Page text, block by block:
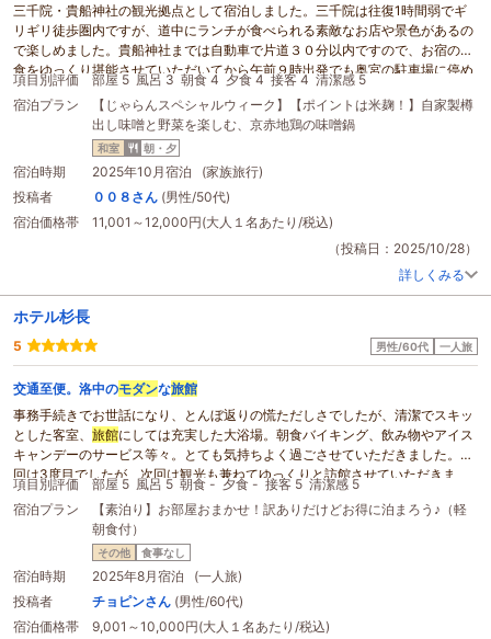
また、この旅館はそれほど大きなホテルではなく、どちらかというとこぢんま
りとした温かい雰囲気の宿です。そのため、落ち着いた空間でゆったり過ごし
たい人にはとても合っていると思います。
スタッフの方々もとても親切で、若い方が多い印象でしたが、皆さん丁寧で親
しみやすく、困ったことがあればすぐに対応してくださいました。おかげで滞
在中も安心して過ごすことができました。
食事付きでこのサービスや設備を考えると、料金もとても良心的で、コストパ
フォーマンスが高い宿だと感じました。全体的にとても満足できる滞在で、リ
ラックスした時間を過ごすことができました。また近くに来る機会があれば、
ぜひもう一度宿泊したいと思います。
三千院・貴船神社の観光拠点として宿泊しました。三千院は往復1時間弱でギ
リギリ徒歩圏内ですが、道中にランチが食べられる素敵なお店や景色があるの
で楽しめました。貴船神社までは自動車で片道３０分以内ですので、お宿の朝
食をゆっくり堪能させていただいてから午前９時出発でも奥宮の駐車場に停め
られました。
さて、お宿の玄関までは駐車場から石段を十数段上りますのでキャスター付き
のスーツケースは役にたたず手で持つことになります。また2階の客室の場合
は急な階段を上りますので荷物は最小限にすることをオススメします。しかし
建物内はまだリニューアルされたばかりのようで、廊下の床も壁も宿泊するお
部屋の内装も高級ではありませんが綺麗にされており
じられます。大浴場へのアクセスはスリッパから草履に履き替えて屋外に出て
坂を登り行きますが小雨くらいでしたら傘は使わずに行けます。温泉は少しぬ
る目の温度ですが、上がるとお肌がスベスベになりお部屋に帰っても汗がなか
なかとまらないくらい体が温まります。私が宿泊した日は雨降りでしたので、
湿度のせいか温泉の更衣室内に若干不快な臭いがこもっていたので少し窓を開
けて換気させていただきました。
夕食は味噌仕立ての鍋で鶏肉もお野菜もとても美味しくいただけたので帰る時
に味噌を購入して帰りました。一点だけ要望ですが、お鍋の食材のモヤシです
が良いものなのかいつまでもシャキシャキしており他の食材と合わなく感じま
したので、代わりに油揚げなど入れていただけたら嬉しいです。お豆腐は美味
味しい味噌だれにつけて食べるのですがごはんがたくさん食べられます。味噌
汁や漬物も美味しく結局3杯もごはんを食べてしまいました。お部屋にはエア
コンと空気清浄機があり快適でしたので、そのつもりで朝食会場に行きました
ら素足では少し寒かったです。
スタッフの方々はとてもフレンドリーで気軽にお話しが出来て親戚の家に泊ま
りに来て甥っ子姪っ子と話をしているようでした。
次は夏の避暑旅行に利用させていただきたいと思います。
民宿とうたっていますが普通の
と大浴場に抵抗がなければコスパ良くオススメです。
項目別評価 部屋 5 風呂 3 朝食 4 夕食 4 接客 4 清潔感 5
宿泊プラン
【じゃらんスペシャルウィーク】【ポイントは米麹！】自家製樽
出し味噌と野菜を楽しむ、京赤地鶏の味噌鍋
和室 朝・夕
宿泊時期
2025年10月宿泊 (家族旅行)
投稿者
００８さん (男性/50代)
宿泊価格帯
11,001～12,000円(大人１名あたり/税込)
（投稿日：2025/10/28）
詳しくみる
ホテル杉長
5 男性/60代 一人旅
交通至便。洛中のモダンな旅館
事務手続きでお世話になり、とんぼ返りの慌ただしさでしたが、清潔でスキッ
とした客室、 旅館にしては充実した大浴場。朝食バイキング、飲み物やアイス
キャンデーのサービス等々。とても気持ちよく過ごさせていただきました。今
回は3度目でしたが、次回は観光も兼ねてゆっくりと訪館させていただきま
す。
項目別評価 部屋 5 風呂 5 朝食 - 夕食 - 接客 5 清潔感 5
宿泊プラン
【素泊り】お部屋おまかせ！訳ありだけどお得に泊まろう♪（軽
朝食付）
その他 食事なし
宿泊時期
2025年8月宿泊 (一人旅)
投稿者
チョピンさん (男性/60代)
宿泊価格帯
9,001～10,000円(大人１名あたり/税込)